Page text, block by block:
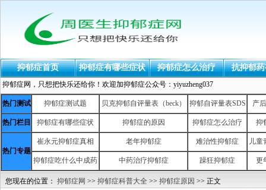
抑郁症首页 抑郁症有哪些症状 抑郁症怎么治疗 抗抑郁
抑郁症网，只想把快乐还给你！欢迎加抑郁症公众号：yiyuzheng037
热门测试 抑郁症测试题 贝克抑郁自评量表（beck） 抑郁自评量表SDS 产
热门栏目 抑郁症有哪些症状 抑郁症的原因 抑郁症怎么治疗 抑
热门专题
崔永元抑郁症真相 老年抑郁症 难治性抑郁症 儿童
抑郁症吃什么中成药 中药治疗抑郁症 躁狂抑郁症 更
您现在的位置： 抑郁症网 >> 抑郁症科普大全 >> 抑郁症原因 >> 正文